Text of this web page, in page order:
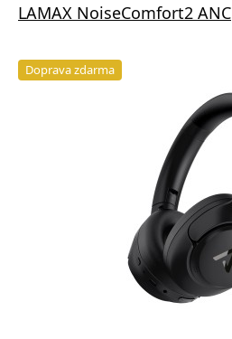
LAMAX NoiseComfort2 ANC
Doprava zdarma